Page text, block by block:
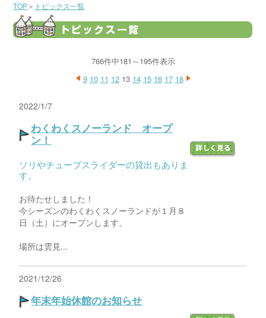
TOP＞ トピックス一覧
766件中181～195件表示
9 10 11 1213 14 15 16 17 18
2022/1/7
わくわくスノーランド オープ
ン！
ソリやチューブスライダーの貸出もありま
す。
お待たせしました！
今シーズンのわくわくスノーランドが１月８
日（土）にオープンします。
場所は雲見...
2021/12/26
年末年始休館のお知らせ